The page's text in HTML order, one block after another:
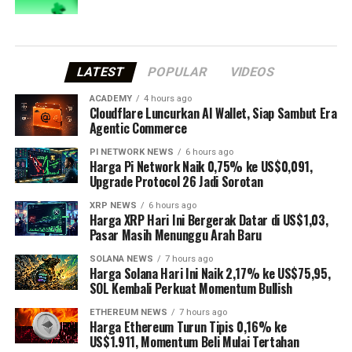
LATEST POPULAR VIDEOS
ACADEMY 4 hours ago
Cloudflare Luncurkan AI Wallet, Siap Sambut Era
Agentic Commerce
PI NETWORK NEWS 6 hours ago
Harga Pi Network Naik 0,75% ke US$0,091,
Upgrade Protocol 26 Jadi Sorotan
XRP NEWS 6 hours ago
Harga XRP Hari Ini Bergerak Datar di US$1,03,
Pasar Masih Menunggu Arah Baru
SOLANA NEWS 7 hours ago
Harga Solana Hari Ini Naik 2,17% ke US$75,95,
SOL Kembali Perkuat Momentum Bullish
ETHEREUM NEWS 7 hours ago
Harga Ethereum Turun Tipis 0,16% ke
US$1.911, Momentum Beli Mulai Tertahan